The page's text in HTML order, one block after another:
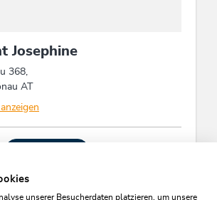
Josephine
368,
AT
unserer Besucherdaten platzieren, um unsere